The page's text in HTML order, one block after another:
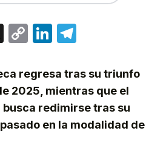
X
CopyLinkedIn
regresa tras su triunfo
2025, mientras que el
redimirse tras su
en la modalidad de